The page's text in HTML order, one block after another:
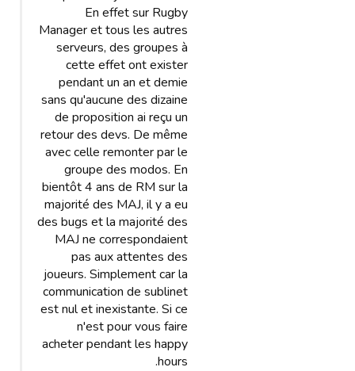
En effet sur Rugby
Manager et tous les autres
serveurs, des groupes à
cette effet ont exister
pendant un an et demie
sans qu'aucune des dizaine
de proposition ai reçu un
retour des devs. De même
avec celle remonter par le
groupe des modos. En
bientôt 4 ans de RM sur la
majorité des MAJ, il y a eu
des bugs et la majorité des
MAJ ne correspondaient
pas aux attentes des
joueurs. Simplement car la
communication de sublinet
est nul et inexistante. Si ce
n'est pour vous faire
acheter pendant les happy
hours.